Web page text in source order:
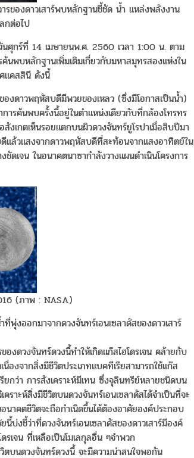
ของดาวเสาร์พบหลักฐานชี้ชัด น้ำ แหล่งพลังงาน
กต่อไป
นศุกร์ที่ 14 เมษายนพ.ศ. 2560 เวลา 1:00 น. ตาม
นพบหลักฐานเพิ่มเติมเกี่ยวกับมหาสมุทรสองแห่งใน
แคสสินี ดังนี้
งดาวพฤหัสบดีมีพวยของเหลว (ซึ่งมีโอกาสเป็นน้ำ)
ารค้นพบครั้งนี้อยู่ในตำแหน่งเดียวกับที่กล้องโทรทร
งเกตเห็นรอยแตกบนผิวดวงจันทร์ยูโรปาเมื่อสิบปีมา
แล้วแสงจากดาวพฤหัสบดีที่สะท้อนจากแสงอาทิตย์ใน
ดเจน ในอนาคตนาซากำลังวางแผนดำเนินโครงการ
(ภาพ : NASA)
งออกมาจากดวงจันทร์เอนเซลาดัสของดาวเสาร์
องดวงจันทร์ดวงนี้ทำให้เกิดแก๊สไฮโดรเจน คล้ายกับ
องจากสิ่งมีชีวิตประเภทแบคทีเรียสามารถใช้แก๊ส
ยกว่า การสังเคราะห์มีเทน ซึ่งจุลินทรีย์หลายชนิดบน
ราะห์สิ่งมีชีวิตบนดวงจันทร์เอนเซลาดัสได้จำเป็นที่จะ
นาคตชีวิตจะถือกำเนิดขึ้นได้ต้องอาศัยองค์ประกอบ
งชี้ว่าที่ดวงจันทร์เอนเซลาดัสของดาวเสาร์มีองค์
เจน ที่เหลือเป็นโมเลกุลอื่น ๆจำพวก
ตบนดวงจันทร์ดวงนี้ จะมีความน่าสนใจพอกัน